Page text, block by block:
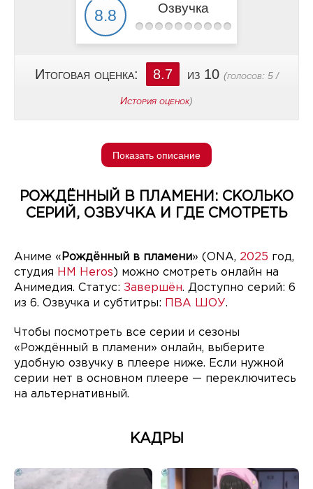
Озвучка
Итоговая оценка: 8.7 из 10 (голосов: 5/
История оценок)
Показать описание
РОЖДЁННЫЙ В ПЛАМЕНИ: СКОЛЬКО
СЕРИЙ, ОЗВУЧКА И ГДЕ СМОТРЕТЬ
Аниме « Рождённый в пламени» (ONA, 2025 год,
студия HM Heros ) можно смотреть онлайн на
Анимедия. Статус: Завершён. Доступно серий: 6
из 6. Озвучка и субтитры:
ПВА ШОУ.
Чтобы посмотреть все серии и сезоны
«Рождённый в пламени» онлайн, выберите
удобную озвучку в плеере ниже. Если нужной
серии нет в основном плеере — переключитесь
на альтернативный.
КАДРЫ